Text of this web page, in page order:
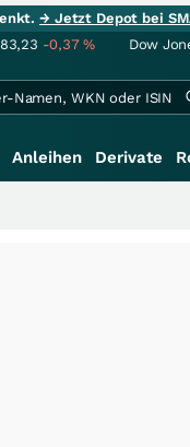
→ Jetzt Depot bei
83,23 -0,37% Dow
Anleihen Derivate